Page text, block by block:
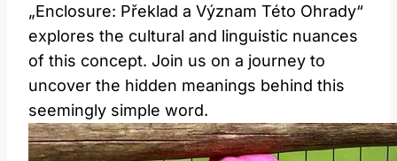
„Enclosure: Překlad a Význam Této Ohrady“
explores the cultural and linguistic nuances
of this concept. Join us on a journey to
uncover the hidden meanings behind this
seemingly simple word.